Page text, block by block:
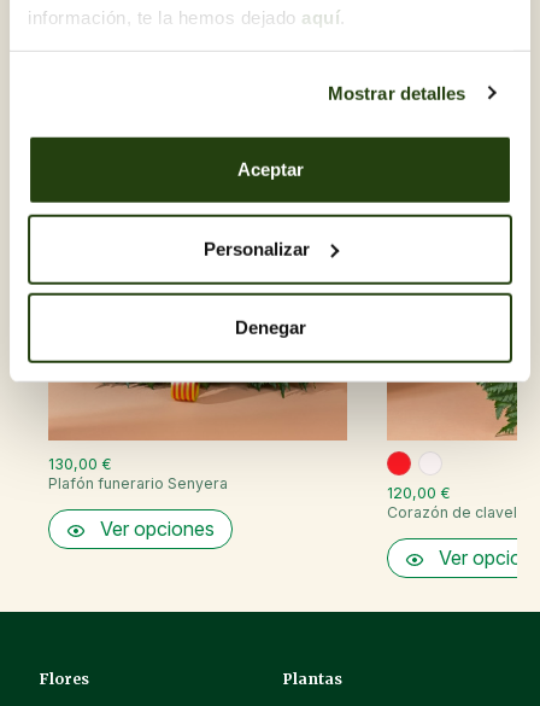
información, te la hemos dejado aquí
Mostrar detalles
Aceptar
Personalizar
Denegar
Descubre otras Flores para
130,00 €
Plafón funerario Senyera
Ver opciones
120,00 €
Corazón de claveles
Ver
Flores Plantas